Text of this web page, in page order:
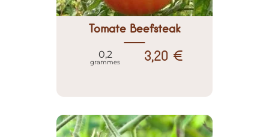
Tomate Beefsteak
0,2
grammes 3,20 €